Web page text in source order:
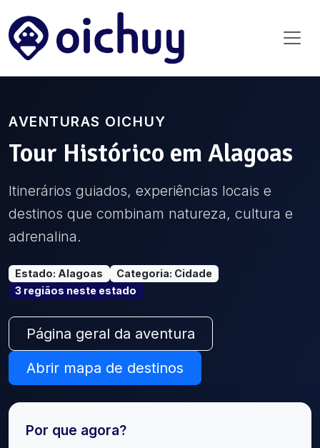
AVENTURAS OICHUY
Tour Histórico em Alagoas
Itinerários guiados, experiências locais e
destinos que combinam natureza, cultura e
adrenalina.
Estado: Alagoas Categoria: Cidade
3 regiãos neste estado
Página geral da aventura
Abrir mapa de destinos
Por que agora?